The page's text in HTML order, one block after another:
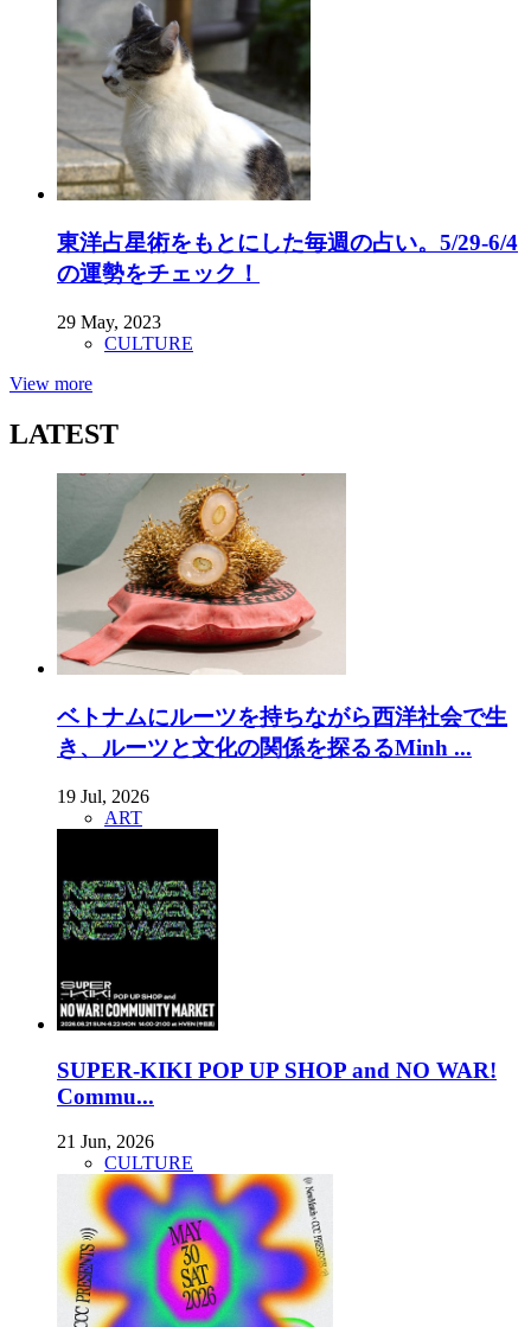
東洋占星術をもとにした毎週の占い。5/29-6/4
の運勢をチェック！
29 May, 2023
CULTURE
View more
LATEST
ベトナムにルーツを持ちながら西洋社会で生
き、ルーツと文化の関係を探るるMinh ...
19 Jul, 2026
ART
SUPER-KIKI POP UP SHOP and NO WAR!
Commu...
21 Jun, 2026
CULTURE